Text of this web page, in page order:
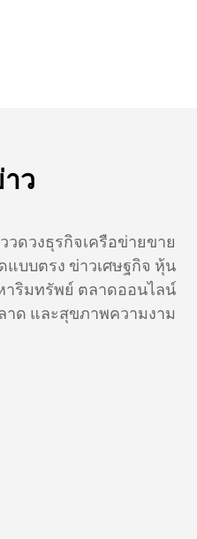
ว
วดวงธุรกิจเครือข่ายขาย
แบบตรง ข่าวเศษฐกิจ หุ้น
าริมทรัพย์ ตลาดออนไลน์
าด และสุขภาพความงาม